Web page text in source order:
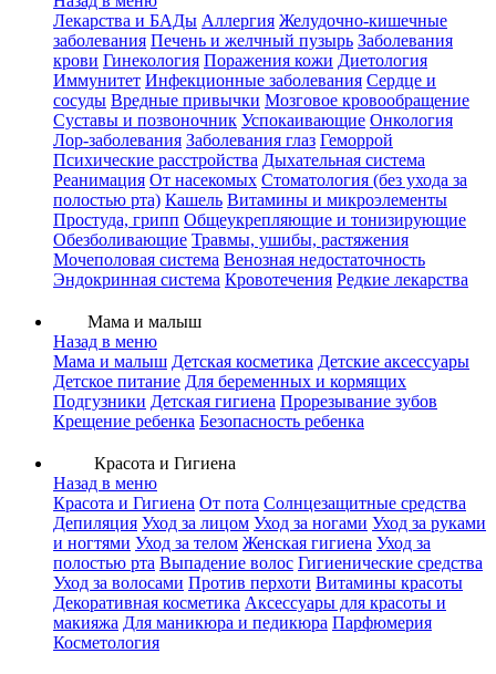
Лекарства и БАДы Аллергия Желудочно-кишечные
заболевания Печень и желчный пузырь Заболевания
крови Гинекология Поражения кожи Диетология
Иммунитет Инфекционные заболевания Сердце и
сосуды Вредные привычки Мозговое кровообращение
Суставы и позвоночник Успокаивающие Онкология
Лор-заболевания Заболевания глаз Геморрой
Психические расстройства Дыхательная система
Реанимация От насекомых Стоматология (без ухода за
полостью рта) Кашель Витамины и микроэлементы
Простуда, грипп Общеукрепляющие и тонизирующие
Обезболивающие Травмы, ушибы, растяжения
Мочеполовая система Венозная недостаточность
Эндокринная система Кровотечения Редкие лекарства
Мама и малыш
Назад в меню
Мама и малыш Детская косметика Детские аксессуары
Детское питание Для беременных и кормящих
Подгузники Детская гигиена Прорезывание зубов
Крещение ребенка Безопасность ребенка
Красота и Гигиена
Назад в меню
Красота и Гигиена От пота Солнцезащитные средства
Депиляция Уход за лицом Уход за ногами Уход за руками
и ногтями Уход за телом Женская гигиена Уход за
полостью рта Выпадение волос Гигиенические средства
Уход за волосами Против перхоти Витамины красоты
Декоративная косметика Аксессуары для красоты и
макияжа Для маникюра и педикюра Парфюмерия
Косметология